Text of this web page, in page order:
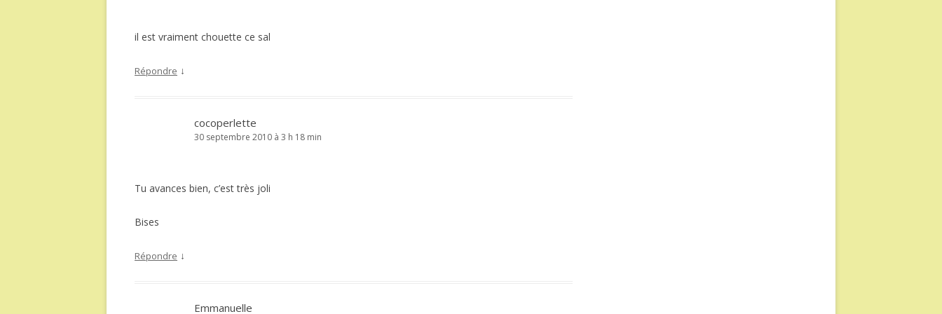
il est vraiment chouette ce sal
Répondre ↓
cocoperlette
30 septembre 2010 à 3 h 18 min
Tu avances bien, c’est très joli
Bises
Répondre ↓
Emmanuelle